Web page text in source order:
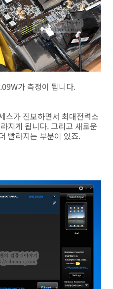
가 측정이 됩니다.
스가 진보하면서 최대전력소
지게 됩니다. 그리고 새로운
빨라지는 부분이 있죠.